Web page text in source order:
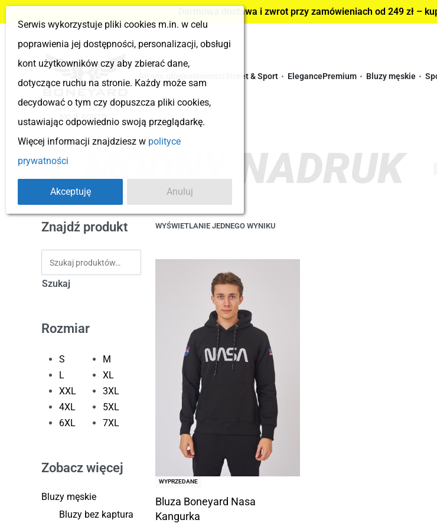
Darmowa dostawa i zwrot przy zamówieniach od 249 zł –
Street & Sport ElegancePremium Bluzy męskie
MOJE KONTO
MODNY NADRUK
Znajdź produkt
Szukaj
Rozmiar
S
M
L
XL
XXL
3XL
4XL
5XL
6XL
7XL
Zobacz więcej
Bluzy męskie
Bluzy bez kaptura
WYŚWIETLANIE JEDNEGO WYNIKU
WYPRZEDANE
Bluza Boneyard Nasa
Kangurka
Serwis wykorzystuje pliki cookies m.in. w celu
poprawienia jej dostępności, personalizacji, obsługi
kont użytkowników czy aby zbierać dane,
dotyczące ruchu na stronie. Każdy może sam
decydować o tym czy dopuszcza pliki cookies,
ustawiając odpowiednio swoją przeglądarkę.
Więcej informacji znajdziesz w polityce
prywatności
Akceptuję Anuluj